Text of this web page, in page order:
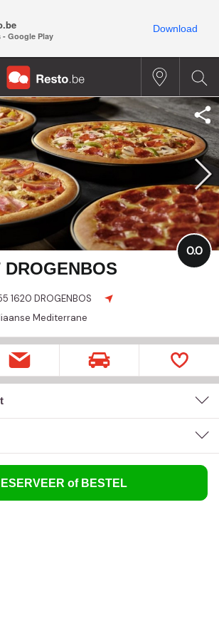
DROGENBOS
1620 DROGENBOS
0.0
Mediterrane
of BESTEL
- Google Play
Download